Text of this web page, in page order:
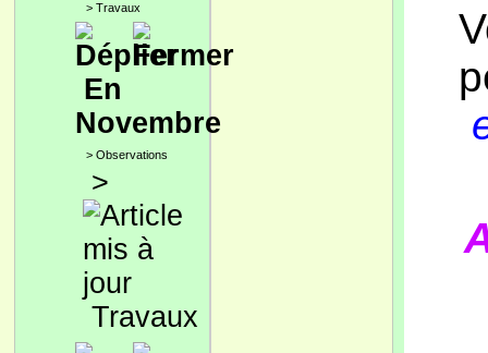
> Travaux
En
Novembre
> Observations
>
Travaux